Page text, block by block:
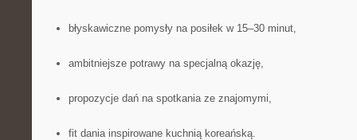
błyskawiczne pomysły na posiłek w 15–30 minut,
ambitniejsze potrawy na specjalną okazję,
propozycje dań na spotkania ze znajomymi,
fit dania inspirowane kuchnią koreańską.